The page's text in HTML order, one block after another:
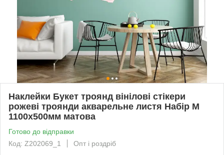
Наклейки Букет троянд вінілові стікери
рожеві троянди акварельне листя Набір М
1100х500мм матова
Готово до відправки
Код: Z202069_1
Опт і роздріб